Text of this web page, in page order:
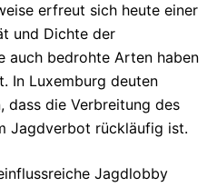
erfreut sich heute einer
und Dichte der
auch bedrohte Arten haben
In Luxemburg deuten
dass die Verbreitung des
Jagdverbot rückläufig ist.
Jagdlobby